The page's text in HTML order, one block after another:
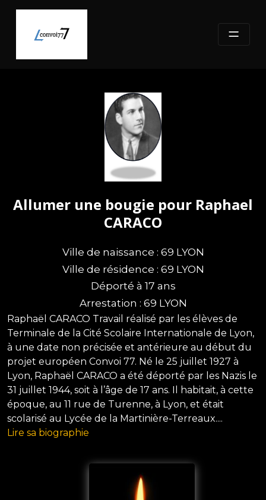
content
Allumer une bougie pour Raphael
CARACO
Ville de naissance : 69 LYON
Ville de résidence : 69 LYON
Déporté à 17 ans
Arrestation : 69 LYON
Raphaël CARACO Travail réalisé par les élèves de
Terminale de la Cité Scolaire Internationale de Lyon,
à une date non précisée et antérieure au début du
projet européen Convoi 77. Né le 25 juillet 1927 à
Lyon, Raphaël CARACO a été déporté par les Nazis le
31 juillet 1944, soit à l’âge de 17 ans. Il habitait, à cette
époque, au 11 rue de Turenne, à Lyon, et était
scolarisé au Lycée de la Martinière-Terreaux....
Lire sa biographie